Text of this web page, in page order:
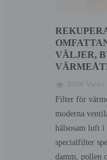
VÄLJER,
2066 Views
Filter för
moderna
hälsosam luft i
specialfilter
damm, pollen